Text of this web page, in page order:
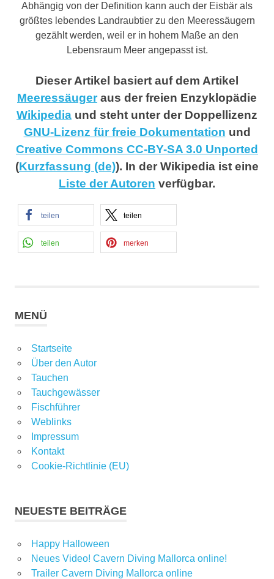
Abhängig von der Definition kann auch der Eisbär als
größtes lebendes Landraubtier zu den Meeressäugern
gezählt werden, weil er in hohem Maße an den
Lebensraum Meer angepasst ist.
Dieser Artikel basiert auf dem Artikel
Meeressäugeraus der freien Enzyklopädie
Wikipedia und steht unter der Doppellizenz
GNU-Lizenz für freie Dokumentation und
Creative Commons CC-BY-SA 3.0 Unported
(Kurzfassung (de)). In der Wikipedia ist eine
Liste der Autoren verfügbar.
teilen teilen
teilen merken
MENÜ
Startseite
Über den Autor
Tauchen
Tauchgewässer
Fischführer
Weblinks
Impressum
Kontakt
Cookie-Richtlinie (EU)
NEUESTE BEITRÄGE
Happy Halloween
Neues Video! Cavern Diving Mallorca online!
Trailer Cavern Diving Mallorca online